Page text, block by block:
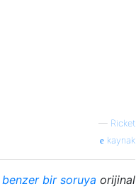
— Ricket
kaynak
benzer bir soruya orijinal